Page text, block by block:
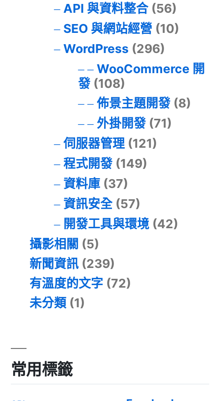
API 與資料整合(56)
SEO 與網站經營 (10)
WordPress (296)
WooCommerce 開
發(108)
佈景主題開發(8)
外掛開發(71)
伺服器管理(121)
程式開發(149)
資料庫(37)
資訊安全(57)
開發工具與環境(42)
攝影相關 (5)
新聞資訊 (239)
有溫度的文字 (72)
未分類 (1)
常用標籤